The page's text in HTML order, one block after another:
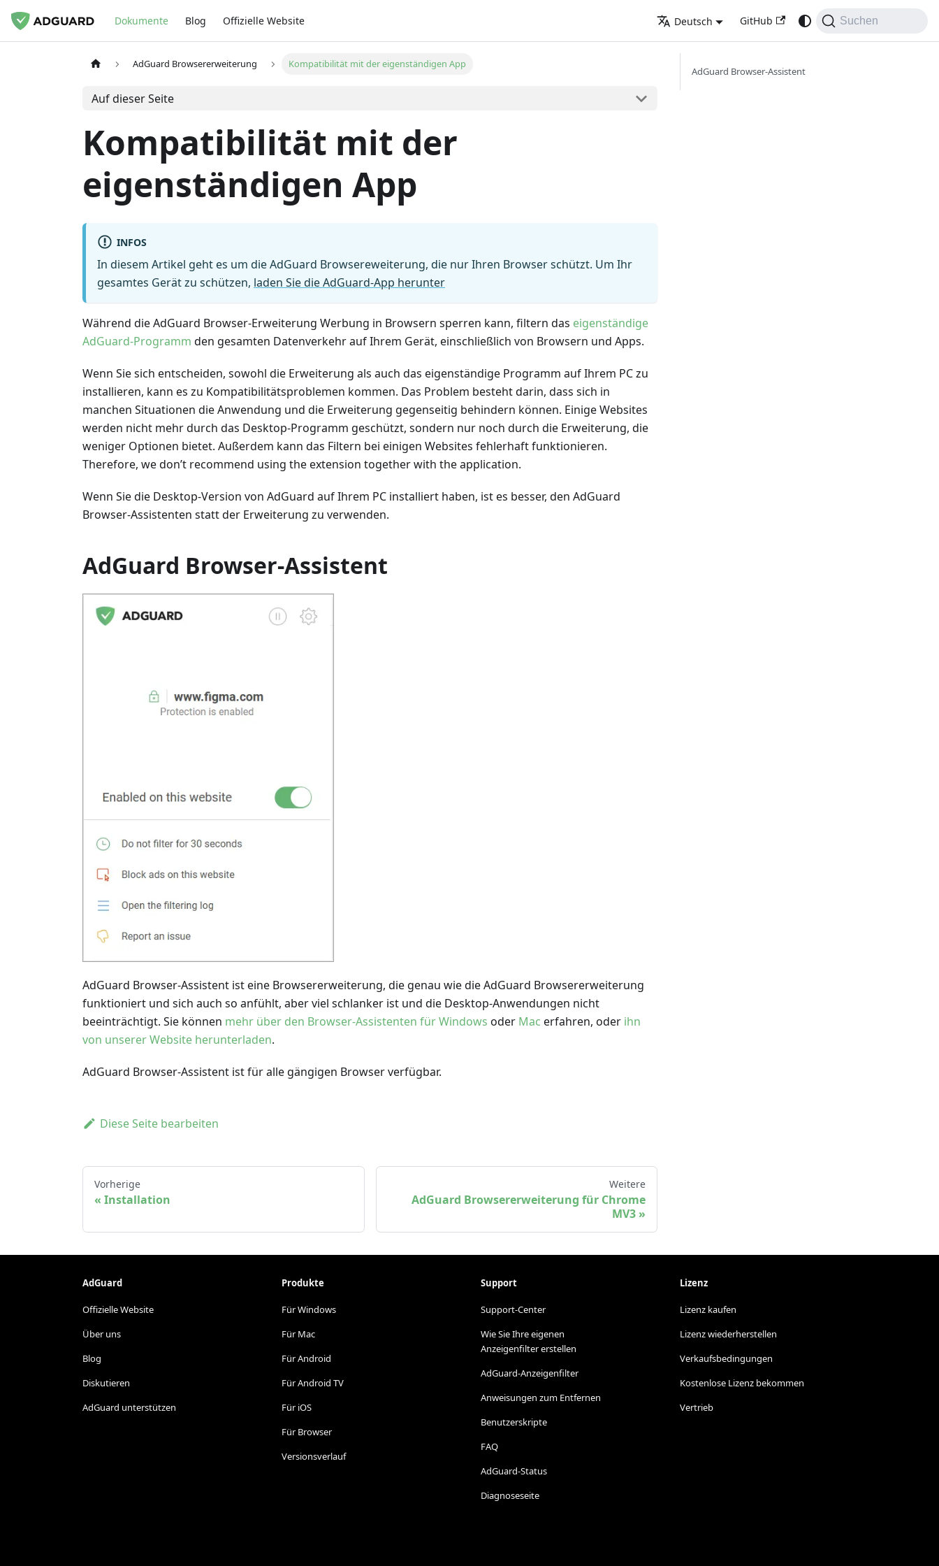
Dokumente Blog Offizielle Website Deutsch GitHub Suchen
AdGuard Browsererweiterung Kompatibilität mit der eigenständigen App
Auf dieser Seite
Kompatibilität mit der
eigenständigen App
INFOS
In diesem Artikel geht es um die AdGuard Browsereweiterung, die nur Ihren Browser schützt. Um Ihr
gesamtes Gerät zu schützen, laden Sie die AdGuard-App herunter
Während die AdGuard Browser-Erweiterung Werbung in Browsern sperren kann, filtern das eigenständige
AdGuard-Programm den gesamten Datenverkehr auf Ihrem Gerät, einschließlich von Browsern und Apps.
Wenn Sie sich entscheiden, sowohl die Erweiterung als auch das eigenständige Programm auf Ihrem PC zu
installieren, kann es zu Kompatibilitätsproblemen kommen. Das Problem besteht darin, dass sich in
manchen Situationen die Anwendung und die Erweiterung gegenseitig behindern können. Einige Websites
werden nicht mehr durch das Desktop-Programm geschützt, sondern nur noch durch die Erweiterung, die
weniger Optionen bietet. Außerdem kann das Filtern bei einigen Websites fehlerhaft funktionieren.
Therefore, we don’t recommend using the extension together with the application.
Wenn Sie die Desktop-Version von AdGuard auf Ihrem PC installiert haben, ist es besser, den AdGuard
Browser-Assistenten statt der Erweiterung zu verwenden.
AdGuard Browser-Assistent
AdGuard Browser-Assistent ist eine Browsererweiterung, die genau wie die AdGuard Browsererweiterung
funktioniert und sich auch so anfühlt, aber viel schlanker ist und die Desktop-Anwendungen nicht
beeinträchtigt. Sie können mehr über den Browser-Assistenten für Windows oder Mac erfahren, oder ihn
von unserer Website herunterladen.
AdGuard Browser-Assistent ist für alle gängigen Browser verfügbar.
Diese Seite bearbeiten
Vorherige
Installation
Weitere
AdGuard Browsererweiterung für Chrome
MV3
AdGuard Browser-Assistent
AdGuard
Offizielle Website
Über uns
Blog
Diskutieren
AdGuard unterstützen
Produkte
Für Windows
Für Mac
Für Android
Für Android TV
Für iOS
Für Browser
Versionsverlauf
Support
Support-Center
Wie Sie Ihre eigenen
Anzeigenfilter erstellen
AdGuard-Anzeigenfilter
Anweisungen zum Entfernen
Benutzerskripte
FAQ
AdGuard-Status
Diagnoseseite
Lizenz
Lizenz kaufen
Lizenz wiederherstellen
Verkaufsbedingungen
Kostenlose Lizenz bekommen
Vertrieb